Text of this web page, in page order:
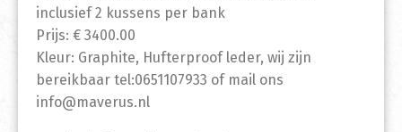
inclusief 2 kussens per bank
Prijs: € 3400.00
Kleur: Graphite, Hufterproof leder, wij zijn
bereikbaar tel:0651107933 of mail ons
info@maverus.nl